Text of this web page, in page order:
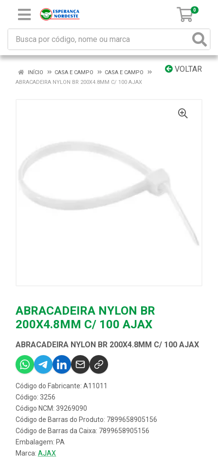
0
VOLTAR
INÍCIO CASA E CAMPO
CASA E CAMPO
ABRACADEIRA NYLON BR 200X4.8MM C/ 100 AJAX
ABRACADEIRA NYLON BR
200X4.8MM C/ 100 AJAX
ABRACADEIRA NYLON BR 200X4.8MM C/ 100 AJAX
Código do Fabricante: A11011
Código: 3256
Código NCM: 39269090
Código de Barras do Produto: 7899658905156
Código de Barras da Caixa: 7899658905156
Embalagem: PA
Marca: AJAX